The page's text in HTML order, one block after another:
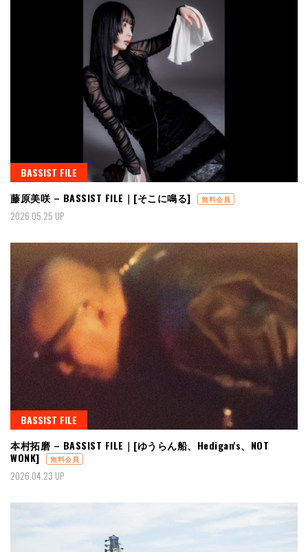
BASSIST FILE
藤原美咲 – BASSIST FILE｜[そこに鳴る]
無料会員
2026.05.25 UP
BASSIST FILE
本村拓磨 – BASSIST FILE｜[ゆうらん船、Hedigan's、NOT
WONK]
無料会員
2026.04.23 UP